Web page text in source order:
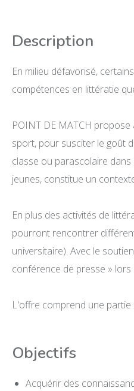
Description
En milieu défavorisé,
compétences en littératie
POINT DE MATCH propose
sport, pour susciter le goût
classe ou parascolaire dans
jeunes, constitue un
En plus des activités de
pourront rencontrer
universitaire). Avec le
conférence de presse »
L'offre comprend une
Objectifs
Acquérir des